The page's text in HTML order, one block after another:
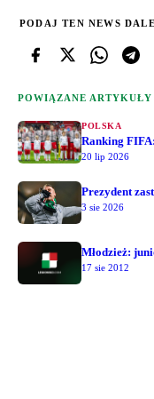
PODAJ TEN NEWS
POWIĄZANE ARTYKUŁY
POLSKA
Ranking
20 lip 2026
Prezydent
3 sie 2026
17 sie 2012